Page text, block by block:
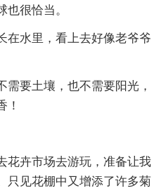
很恰当。
在水里，看上去好像老爷爷
需要土壤，也不需要阳光，
！
花卉市场去游玩，准备让我
只见花棚中又增添了许多菊